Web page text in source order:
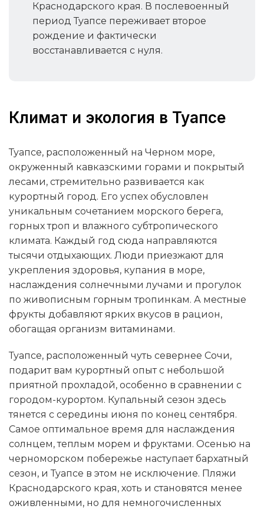
Краснодарского края. В послевоенный
период Туапсе переживает второе
рождение и фактически
восстанавливается с нуля.
Климат и экология в Туапсе
Туапсе, расположенный на Черном море,
окруженный кавказскими горами и покрытый
лесами, стремительно развивается как
курортный город. Его успех обусловлен
уникальным сочетанием морского берега,
горных троп и влажного субтропического
климата. Каждый год сюда направляются
тысячи отдыхающих. Люди приезжают для
укрепления здоровья, купания в море,
наслаждения солнечными лучами и прогулок
по живописным горным тропинкам. А местные
фрукты добавляют ярких вкусов в рацион,
обогащая организм витаминами.
Туапсе, расположенный чуть севернее Сочи,
подарит вам курортный опыт с небольшой
приятной прохладой, особенно в сравнении с
городом-курортом. Купальный сезон здесь
тянется с середины июня по конец сентября.
Самое оптимальное время для наслаждения
солнцем, теплым морем и фруктами. Осенью на
черноморском побережье наступает бархатный
сезон, и Туапсе в этом не исключение. Пляжи
Краснодарского края, хоть и становятся менее
оживленными, но для немногочисленных